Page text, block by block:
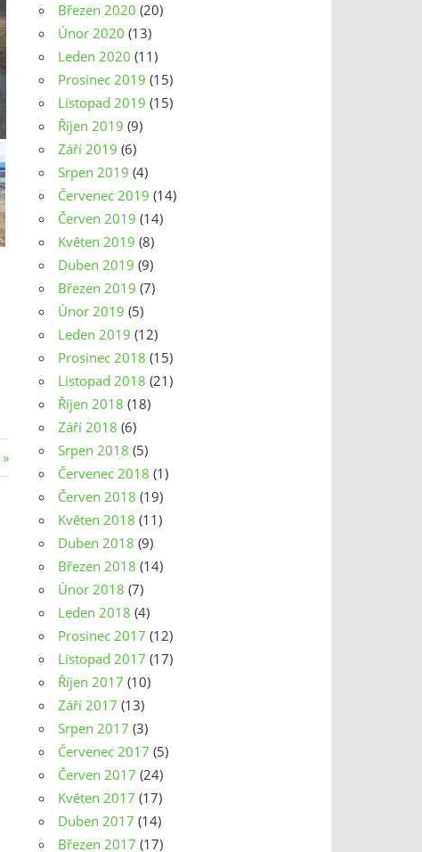
Březen 2020 (20)
Únor 2020 (13)
Leden 2020 (11)
Prosinec 2019 (15)
Listopad 2019 (15)
Říjen 2019 (9)
Září 2019 (6)
Srpen 2019 (4)
Červenec 2019 (14)
Červen 2019 (14)
Květen 2019 (8)
Duben 2019 (9)
Březen 2019 (7)
Únor 2019 (5)
Leden 2019 (12)
Prosinec 2018 (15)
Listopad 2018 (21)
Říjen 2018 (18)
Září 2018 (6)
Srpen 2018 (5)
Červenec 2018 (1)
Červen 2018 (19)
Květen 2018 (11)
Duben 2018 (9)
Březen 2018 (14)
Únor 2018 (7)
Leden 2018 (4)
Prosinec 2017 (12)
Listopad 2017 (17)
Říjen 2017 (10)
Září 2017 (13)
Srpen 2017 (3)
Červenec 2017 (5)
Červen 2017 (24)
Květen 2017 (17)
Duben 2017 (14)
Březen 2017 (17)